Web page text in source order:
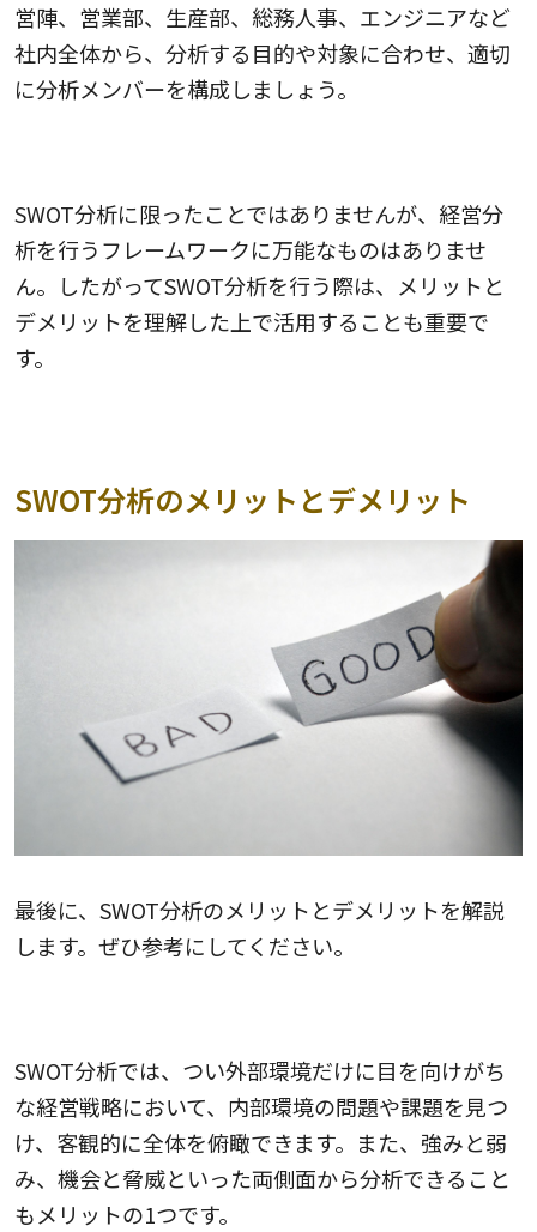
営陣、営業部、生産部、総務人事、エンジニアなど
社内全体から、分析する目的や対象に合わせ、適切
に分析メンバーを構成しましょう。
SWOT分析に限ったことではありませんが、経営分
析を行うフレームワークに万能なものはありませ
ん。したがってSWOT分析を行う際は、メリットと
デメリットを理解した上で活用することも重要で
す。
SWOT分析のメリットとデメリット
最後に、SWOT分析のメリットとデメリットを解説
します。ぜひ参考にしてください。
SWOT分析では、つい外部環境だけに目を向けがち
な経営戦略において、内部環境の問題や課題を見つ
け、客観的に全体を俯瞰できます。また、強みと弱
み、機会と脅威といった両側面から分析できること
もメリットの1つです。